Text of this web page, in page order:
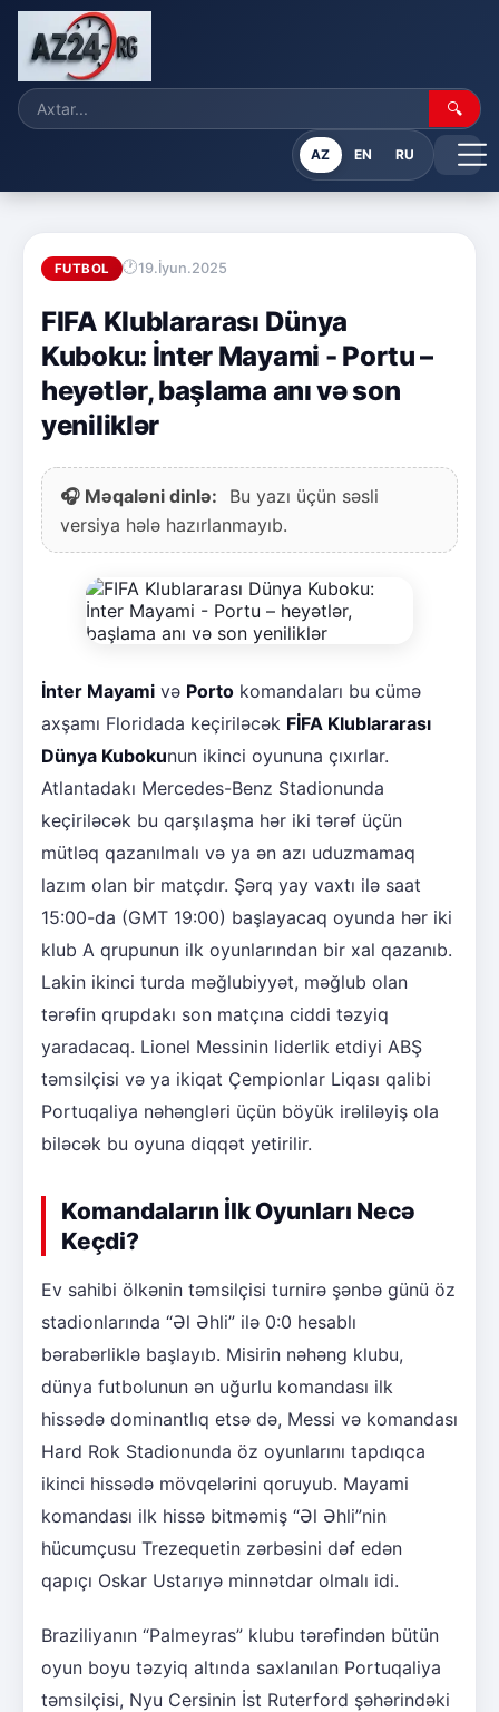
🔍
AZ EN RU
FUTBOL 19.İyun.2025
FIFA Klublararası Dünya
Kuboku: İnter Mayami - Portu –
heyətlər, başlama anı və son
yeniliklər
🎧 Məqaləni dinlə:
Bu yazı üçün səsli
versiya hələ hazırlanmayıb.
İnter Mayami və Porto komandaları bu cümə
axşamı Floridada keçiriləcək FİFA Klublararası
Dünya Kubokunun ikinci oyununa çıxırlar.
Atlantadakı Mercedes-Benz Stadionunda
keçiriləcək bu qarşılaşma hər iki tərəf üçün
mütləq qazanılmalı və ya ən azı uduzmamaq
lazım olan bir matçdır. Şərq yay vaxtı ilə saat
15:00-da (GMT 19:00) başlayacaq oyunda hər iki
klub A qrupunun ilk oyunlarından bir xal qazanıb.
Lakin ikinci turda məğlubiyyət, məğlub olan
tərəfin qrupdakı son matçına ciddi təzyiq
yaradacaq. Lionel Messinin liderlik etdiyi ABŞ
təmsilçisi və ya ikiqat Çempionlar Liqası qalibi
Portuqaliya nəhəngləri üçün böyük irəliləyiş ola
biləcək bu oyuna diqqət yetirilir.
Komandaların İlk Oyunları Necə
Keçdi?
Ev sahibi ölkənin təmsilçisi turnirə şənbə günü öz
stadionlarında “Əl Əhli” ilə 0:0 hesablı
bərabərliklə başlayıb. Misirin nəhəng klubu,
dünya futbolunun ən uğurlu komandası ilk
hissədə dominantlıq etsə də, Messi və komandası
Hard Rok Stadionunda öz oyunlarını tapdıqca
ikinci hissədə mövqelərini qoruyub. Mayami
komandası ilk hissə bitməmiş “Əl Əhli”nin
hücumçusu Trezequetin zərbəsini dəf edən
qapıçı Oskar Ustarıyə minnətdar olmalı idi.
Braziliyanın “Palmeyras” klubu tərəfindən bütün
oyun boyu təzyiq altında saxlanılan Portuqaliya
təmsilçisi, Nyu Cersinin İst Ruterford şəhərindəki